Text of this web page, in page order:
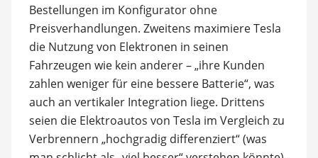
Bestellungen im Konfigurator ohne
Preisverhandlungen. Zweitens maximiere Tesla
die Nutzung von Elektronen in seinen
Fahrzeugen wie kein anderer – „ihre Kunden
zahlen weniger für eine bessere Batterie“, was
auch an vertikaler Integration liege. Drittens
seien die Elektroautos von Tesla im Vergleich zu
Verbrennern „hochgradig differenziert“ (was